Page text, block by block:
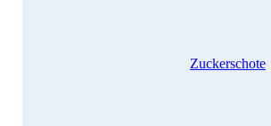
Zuckerschote